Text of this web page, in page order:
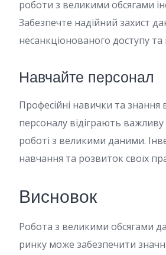
роботи з великими обсягами
Забезпечте надійний захист
несанкціонованого доступу та
Навчайте персонал
Професійні навички та знання
персоналу відіграють важливу
роботі з великими даними.
навчання та розвиток своїх
Висновок
Робота з великими обсягами
ринку може забезпечити